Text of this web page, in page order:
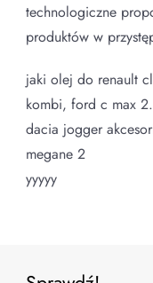
technologiczne
produktów w
jaki olej do renault
kombi, ford c max
dacia jogger
megane 2
yyyyy